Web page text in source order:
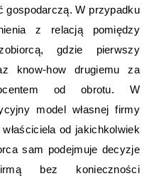
gospodarczą. W przypadku
z relacją pomiędzy
gdzie pierwszy
know-how drugiemu za
od obrotu. W
model własnej firmy
od jakichkolwiek
sam podejmuje decyzje
bez konieczności